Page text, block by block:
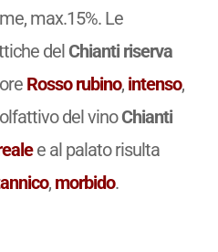
max.15%. Le
delChianti riserva
Rosso rubino, intenso,
del vinoChianti
e al palato risulta
, morbido.